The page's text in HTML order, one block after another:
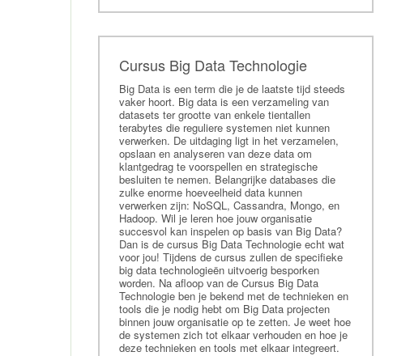
Cursus Apache Pig
Training Data Mining
Cursus Redis
Studie Kunstmatige intelligentie
Cursus Tableau
Tensorflow
Elastic
Cursus Deep Learning
Cursus Data Management
Elasticsearch
SAS
Training RapidMiner
Training Data Science
Training Artificial Intelligence
Training Splunk
Cursus Big Data Technologie
Big Data is een term die je de laatste tijd steeds
vaker hoort. Big data is een verzameling van
datasets ter grootte van enkele tientallen
terabytes die reguliere systemen niet kunnen
verwerken. De uitdaging ligt in het verzamelen,
opslaan en analyseren van deze data om
klantgedrag te voorspellen en strategische
besluiten te nemen. Belangrijke databases die
zulke enorme hoeveelheid data kunnen
verwerken zijn: NoSQL, Cassandra, Mongo, en
Hadoop. Wil je leren hoe jouw organisatie
succesvol kan inspelen op basis van Big Data?
Dan is de cursus Big Data Technologie echt wat
voor jou! Tijdens de cursus zullen de specifieke
big data technologieën uitvoerig besporken
worden. Na afloop van de Cursus Big Data
Technologie ben je bekend met de technieken en
tools die je nodig hebt om Big Data projecten
binnen jouw organisatie op te zetten. Je weet hoe
de systemen zich tot elkaar verhouden en hoe je
deze technieken en tools met elkaar integreert.